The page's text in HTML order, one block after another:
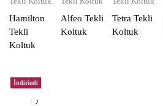
Hamilton
Tekli
Koltuk
Alfeo Tekli
Koltuk
Tetra Tekli
Koltuk
İndirimli